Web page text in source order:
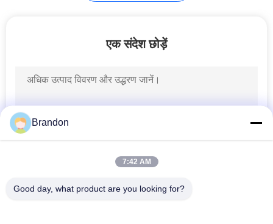
वायवीय एयर सिलेंडर
फ़िल्टर नियामक
Lubricator
109
एक संदेश छोड़ें
Brandon
7:42 AM
Good day, what product are you looking for?